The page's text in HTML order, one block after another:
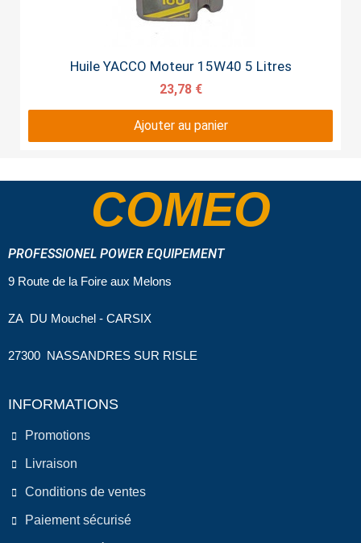
Aperçu rapide
Huile YACCO Moteur 15W40 5 Litres
23,78 €
Ajouter au panier
COMEO
PROFESSIONEL POWER EQUIPEMENT
9 Route de la Foire aux Melons
ZA DU Mouchel - CARSIX
27300 NASSANDRES SUR RISLE
INFORMATIONS
Promotions
Livraison
Conditions de ventes
Paiement sécurisé